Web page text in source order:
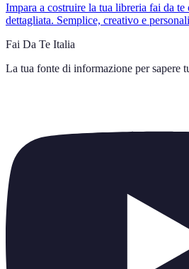
Impara a costruire la tua libreria fai da te
dettagliata. Semplice, creativo e
Fai Da Te Italia
La tua fonte di informazione per sapere